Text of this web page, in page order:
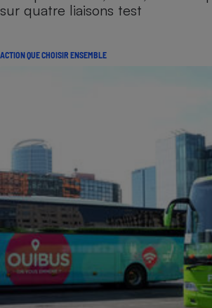
sur quatre liaisons test
ACTION QUE CHOISIR ENSEMBLE